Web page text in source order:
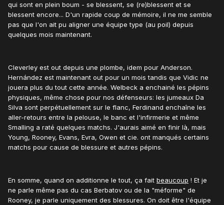
qui sont en plein boum - se blessent, se (re)blessent et se
blessent encore... D'un rapide coup de mémoire, il ne me semble
pas que l'on ait pu aligner une équipe type (au poil) depuis
quelques mois maintenant.
Cleverley est out depuis une plombe, idem pour Anderson.
Hernández est maintenant out pour un mois tandis que Vidic ne
jouera plus du tout cette année. Welbeck a enchainé les pépins
physiques, même chose pour nos défenseurs: les jumeaux Da
Silva sont perpétuellement sur le flanc, Ferdinand enchaîne les
aller-retours entre la pelouse, le banc et l'infirmerie et même
Smalling a raté quelques matchs. J'aurais aimé en finir là, mais
Young, Rooney, Evans, Evra, Owen et cie. ont manqués certains
matchs pour cause de blessure et autres pépins.
En somme, quand on additionne le tout, ça fait beaucoup ! Et je
ne parle même pas du cas Berbatov ou de la "méforme" de
Rooney, je parle uniquement des blessures. On doit être l'équipe